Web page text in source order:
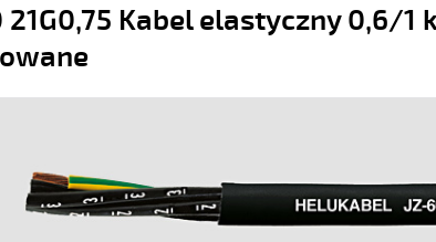
21G0,75 Kabel elastyczny 0,6/1